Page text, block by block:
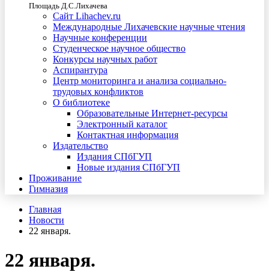
Площадь Д.С.Лихачева
Сайт Lihachev.ru
Международные Лихачевские научные чтения
Научные конференции
Студенческое научное общество
Конкурсы научных работ
Аспирантура
Центр мониторинга и анализа социально-
трудовых конфликтов
О библиотеке
Образовательные Интернет-ресурсы
Электронный каталог
Контактная информация
Издательство
Издания СПбГУП
Новые издания СПбГУП
Проживание
Гимназия
Главная
Новости
22 января.
22 января.